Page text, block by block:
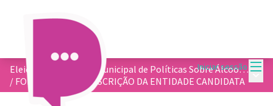
Iniciar sessão
Eleição do Conselho Municipal de Políticas Sobre Álcool e Outras Drogas de Contagem
/ FORMULÁRIO DE INSCRIÇÃO DA ENTIDADE CANDIDATA